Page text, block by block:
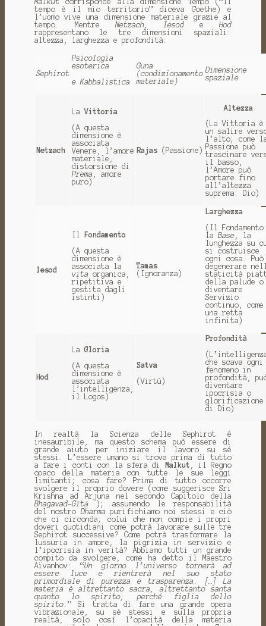
Malkutcorrisponde alla dimensione Tempo (“Il
tempo è il mio territorio” diceva Goethe) e
l’uomo vive una dimensione materiale grazie al
tempo. Mentre Netzach, Iesod eHod
rappresentano le tre dimensioni spaziali:
altezza, larghezza e profondità:
Sephirot
Psicologia
esoterica
e Kabbalistica
Guna
(condizionamento
materiale)
Dimensione
spaziale
Netzach
La Vittoria
(A questa
dimensione è
associata
Venere, l’amore
materiale,
distorsione di
Prema , amore
puro)
Rajas(Passione)
Altezza
(La Vittoria è
un salire
l’alto; come
Passione può
trascinare
il basso,
l’Amore può
portare fino
all’altezza
suprema: Dio)
Iesod
Fondamento
(A questa
dimensione è
associata la
vita organica,
ripetitiva e
gestita dagli
istinti)
Tamas
(Ignoranza)
Larghezza
(Il Fondamento
la Base, la
lunghezza su
si costruisce
ogni cosa. Può
degenerare
staticità
della palude o
diventare
Servizio
continuo, come
una retta
infinita)
Hod
LaGloria
(A questa
dimensione è
associata
l’intelligenza,
il Logos)
Satva
(Virtù)
Profondità
che scava ogni
fenomeno in
profondità,
diventare
ipocrisia o
glorificazione
di Dio)
In realtà la Scienza delle Sephirot è
inesauribile, ma questo schema può essere di
grande aiuto per iniziare il lavoro su sé
stessi. L’essere umano si trova prima di tutto
a fare i conti con la sfera di
Malkut , il Regno
opaco della materia con tutte le sue leggi
limitanti; cosa fare? Prima di tutto occorre
svolgere il proprio dovere (come suggerisce Sri
Krishna ad Arjuna nel secondo Capitolo della
Bhagavad-Gītā
); assumendo le responsabilità
del nostro Dharmapurifichiamo noi stessi e ciò
che ci circonda; colui che non compie i propri
doveri quotidiani come potrà lavorare sulle tre
Sephirot successive? Come potrà trasformare la
lussuria in amore, la pigrizia in servizio e
l’ipocrisia in verità? Abbiamo tutti un grande
compito da svolgere, come ha detto il Maestro
Aïvanhov: “Un giorno l’universo tornerà ad
essere luce e rientrerà nel suo stato
primordiale di purezza e trasparenza. […] La
materia è altrettanto sacra, altrettanto santa
quanto lo spirito, perché figlia dello
spirito.” Si tratta di fare una grande opera
vibrazionale, su sé stessi e sulla propria
realtà, solo così l’opacità della materia